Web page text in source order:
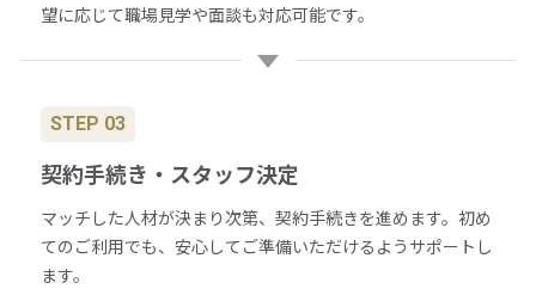
望に応じて職場見学や面談も対応可能です。
STEP 03
契約手続き・スタッフ決定
マッチした人材が決まり次第、契約手続きを進めます。初め
てのご利用でも、安心してご準備いただけるようサポートし
ます。